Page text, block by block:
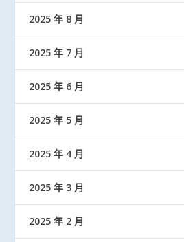
2025 年 8 月
2025 年 7 月
2025 年 6 月
2025 年 5 月
2025 年 4 月
2025 年 3 月
2025 年 2 月